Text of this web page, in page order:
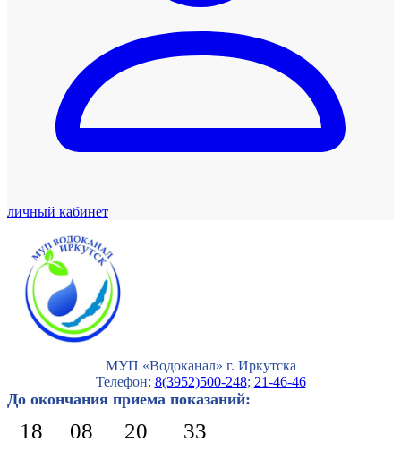
личный кабинет
МУП «Водоканал» г. Иркутска
Телефон: 8(3952)500-248; 21-46-46
До окончания приема показаний:
18 08 20 32